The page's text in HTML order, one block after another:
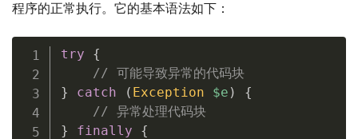
程序的正常执行。它的基本语法如下：
try
{
// 可能导致异常的代码块
}
catch ( Exception $e )
{
// 异常处理代码块
}
finally
{